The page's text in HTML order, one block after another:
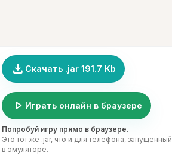
file_download Скачать .jar 191.7 Kb
play_arrow Играть онлайн в браузере
Попробуй игру прямо в браузере.
Это тот же .jar, что и для телефона, запущенный
в эмуляторе.